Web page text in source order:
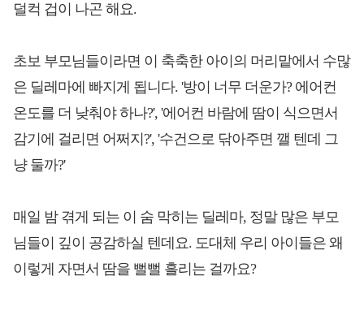
덜컥 겁이 나곤 해요.
초보 부모님들이라면 이 축축한 아이의 머리맡에서 수많
은 딜레마에 빠지게 됩니다. '방이 너무 더운가? 에어컨
온도를 더 낮춰야 하나?', '에어컨 바람에 땀이 식으면서
감기에 걸리면 어쩌지?', '수건으로 닦아주면 깰 텐데 그
냥 둘까?'
매일 밤 겪게 되는 이 숨 막히는 딜레마, 정말 많은 부모
님들이 깊이 공감하실 텐데요. 도대체 우리 아이들은 왜
이렇게 자면서 땀을 뻘뻘 흘리는 걸까요?